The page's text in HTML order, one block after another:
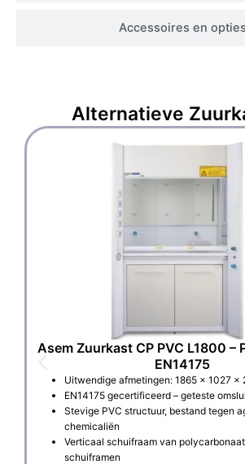
Accessoires en opties
Alternatieve
Asem Zuurkast CP PVC L1800 –
EN14175
Uitwendige afmetingen: 1865 × 1027 ×
EN14175 gecertificeerd – geteste
Stevige PVC structuur, bestand tegen
chemicaliën
Verticaal schuifraam van
schuiframen